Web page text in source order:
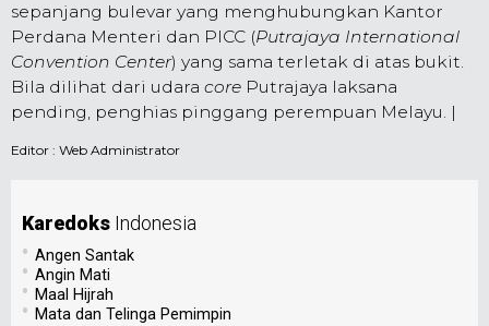
sepanjang bulevar yang menghubungkan Kantor
Perdana Menteri dan PICC (Putrajaya International
Convention Center) yang sama terletak di atas bukit.
Bila dilihat dari udara core Putrajaya laksana
pending, penghias pinggang perempuan Melayu. |
Editor : Web Administrator
Karedoks Indonesia
• Angen Santak
• Angin Mati
• Maal Hijrah
• Mata dan Telinga Pemimpin